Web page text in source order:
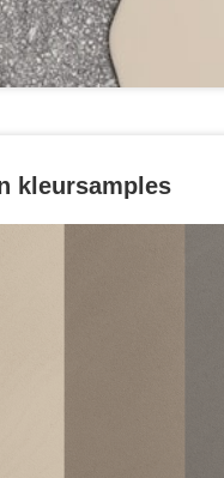
kleursamples